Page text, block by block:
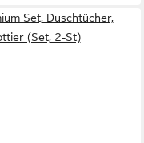
Set, Duschtücher,
(Set, 2-St)